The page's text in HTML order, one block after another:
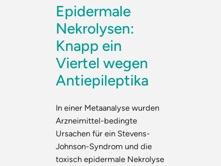
Epidermale
Nekrolysen:
Knapp ein
Viertel wegen
Antiepileptika
In einer Metaanalyse wurden
Arzneimittel-bedingte
Ursachen für ein Stevens-
Johnson-Syndrom und die
toxisch epidermale Nekrolyse